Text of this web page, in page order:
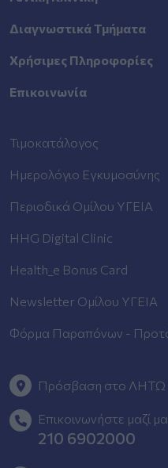
Διαγνωστικά Τμήματα
Χρήσιμες Πληροφορίες
Επικοινωνία
Τιμοκατάλογος
Ημερολόγιο Εγκυμοσύνης
Περιοδικά Ομίλου ΥΓΕΙΑ
HHG Digital Clinic
Health_e Bonus Card
Newsletter Ομίλου ΥΓΕΙΑ
Φόρμα Παραπόνων -
Πρόσβαση στο ΛΗΤΩ
Επικοινωνήστε μαζί
210 6902000